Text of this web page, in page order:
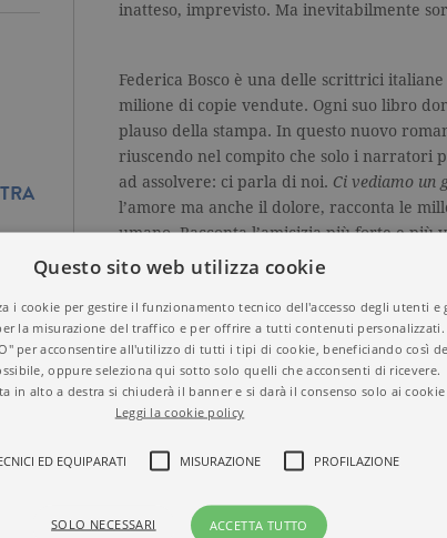
inatteso, imprevisto. Ma inevitabilmente
Federica Bosco è una delle scrittrici
milione di copie vendute. Ogni suo libro
plauso della stampa. In questo nuovo
riuscendo nel compito che solo i narratori
ad assolvere: ci parla di noi. Ci vediamo un
l’amore ma anche il dolore, racconta le
umano. Racconta l’amicizia più forte e più
fragile ma anche più duratura: quella tra
SFOGLIA LE PRIME PAGINE
Questo sito web utilizza cookie
i cookie per gestire il funzionamento tecnico dell'accesso degli utenti e
la misurazione del traffico e per offrire a tutti contenuti personalizzati.
per acconsentire all'utilizzo di tutti i tipi di cookie, beneficiando così
oppure seleziona qui sotto solo quelli che acconsenti di ricevere.
in alto a destra si chiuderà il banner e si darà il consenso solo ai cookie
Leggi la cookie policy
ED EQUIPARATI MISURAZIONE PROFILAZIONE
ACCETTA TUTTO
SOLO NECESSARI